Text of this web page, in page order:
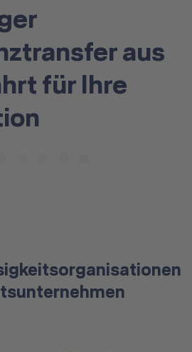
aus
für Ihre